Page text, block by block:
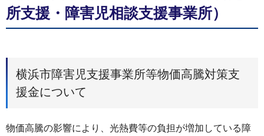
所支援・障害児相談支援事業所）
横浜市障害児支援事業所等物価高騰対策支
援金について
物価高騰の影響により、光熱費等の負担が増加している障